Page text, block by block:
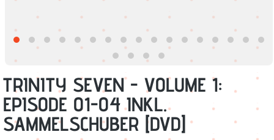
TRINITY SEVEN - VOLUME 1:
EPISODE 01-04 INKL.
SAMMELSCHUBER [DVD]